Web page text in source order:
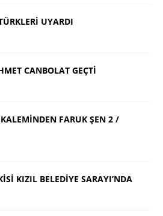
UYARDI
CANBOLAT GEÇTİ
FARUK ŞEN 2 /
KIZIL BELEDİYE SARAYI’NDA